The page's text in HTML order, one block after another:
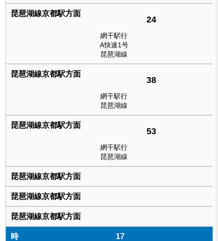
24
網干駅行
A快速1号
琵琶湖線
38
網干駅行
琵琶湖線
53
網干駅行
琵琶湖線
17